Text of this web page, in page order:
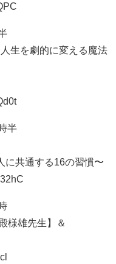
生を劇的に変える魔法
半
に共通する16の習慣〜
様雄先生】＆